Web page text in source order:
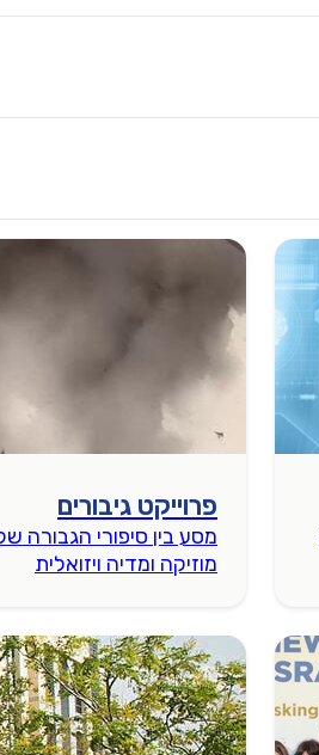
פרוייקט גיבורים
מסע בין סיפורי הגבורה
מוזיקה ומדיה ויזואלית